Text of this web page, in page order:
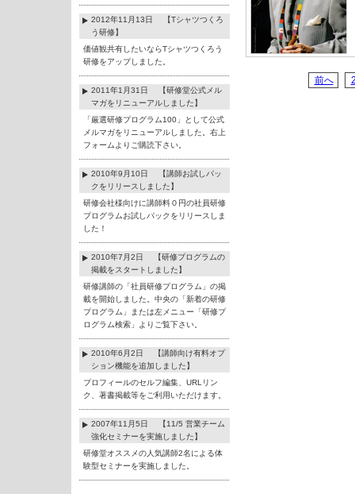
2012年11月13日 【Tシャツつくろ
う研修】
価値観共有したいならTシャツつくろう
研修をアップしました。
2011年1月31日 【研修堂公式メル
マガをリニューアルしました】
「厳選研修プログラム100」として公式
メルマガをリニューアルしました。右上
フォームよりご購読下さい。
2010年9月10日 【講師お試しパッ
クをリリースしました】
研修会社様向けに講師料０円の社員研修
プログラムお試しパックをリリースしま
した！
2010年7月2日 【研修プログラムの
掲載をスタートしました】
研修講師の「社員研修プログラム」の掲
載を開始しました。中央の「新着の研修
プログラム」または左メニュー「研修プ
ログラム検索」よりご覧下さい。
2010年6月2日 【講師向け有料オプ
ション機能を追加しました】
プロフィールのセルフ編集、URLリン
ク、著書掲載等をご利用いただけます。
2007年11月5日 【11/5 営業チーム
強化セミナーを実施しました】
研修堂オススメの人気講師2名による体
験型セミナーを実施しました。
前へ